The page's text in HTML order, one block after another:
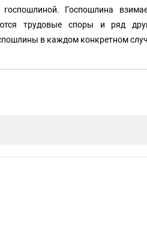
госпошлиной. Госпошлина
трудовые споры и ряд
в каждом конкретном